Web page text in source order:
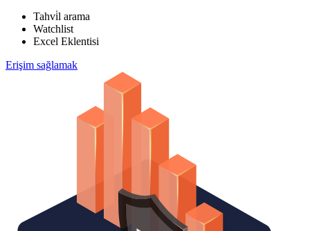
Tahvi̇l arama
Watchlist
Excel Eklentisi
Erişim sağlamak